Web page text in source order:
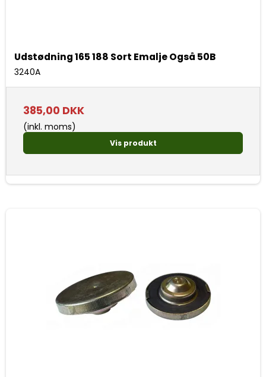
Udstødning 165 188 Sort Emalje Også 50B
3240A
385,00 DKK
(inkl. moms)
Vis produkt